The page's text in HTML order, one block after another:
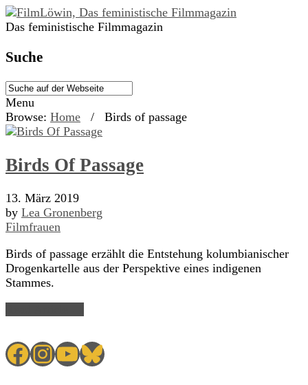
Das feministische Filmmagazin
Suche
Menu
Browse: Home / Birds of passage
Birds Of Passage
13. März 2019
by Lea Gronenberg
Filmfrauen
Birds of passage erzählt die Entstehung kolumbianischer
Drogenkartelle aus der Perspektive eines indigenen
Stammes.
Facebook
Instagram
YouTube
Bluesky